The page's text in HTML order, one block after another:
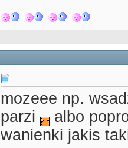
mozeee np.
parzi
albo
wanienki jakis